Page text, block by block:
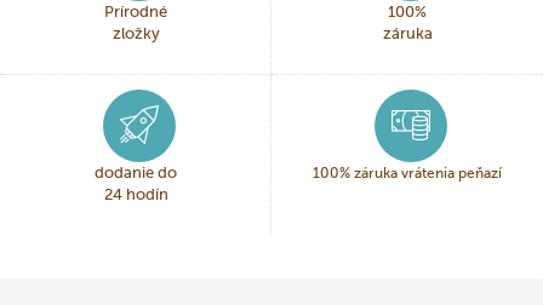
Prírodné
zložky
100%
záruka
dodanie do
24 hodín
100% záruka vrátenia peňazí